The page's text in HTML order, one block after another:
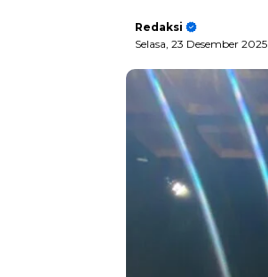
Redaksi
Selasa, 23 Desember 2025